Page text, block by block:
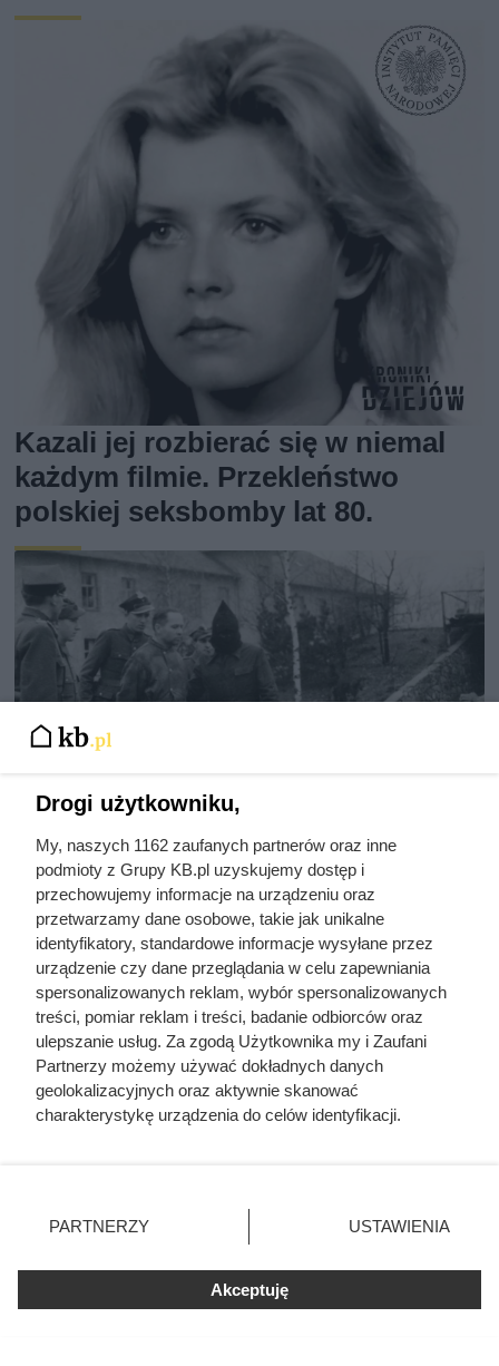
Kazali jej rozbierać się w niemal
każdym filmie. Przekleństwo
polskiej seksbomby lat 80.
Ostatnie godziny komendanta
Auschwitz. Odtajnione zdjęcia
pokazują, co działo się przed
szubienicą
Drogi użytkowniku,
My, naszych 1162 zaufanych partnerów oraz inne
podmioty z Grupy KB.pl uzyskujemy dostęp i
przechowujemy informacje na urządzeniu oraz
przetwarzamy dane osobowe, takie jak unikalne
identyfikatory, standardowe informacje wysyłane przez
urządzenie czy dane przeglądania w celu zapewniania
spersonalizowanych reklam, wybór spersonalizowanych
treści, pomiar reklam i treści, badanie odbiorców oraz
ulepszanie usług. Za zgodą Użytkownika my i Zaufani
Partnerzy możemy używać dokładnych danych
geolokalizacyjnych oraz aktywnie skanować
charakterystykę urządzenia do celów identyfikacji.
zmienić/wycofać klikając przycisk ustawień prywatności
znajdujący się w lewym dolnym rogu strony. Niektóre
użytkownika, ale masz prawo sprzeciwić się takiemu
przetwarzaniu. Preferencje będą miały zastosowania tylko
PARTNERZY USTAWIENIA
Akceptuję